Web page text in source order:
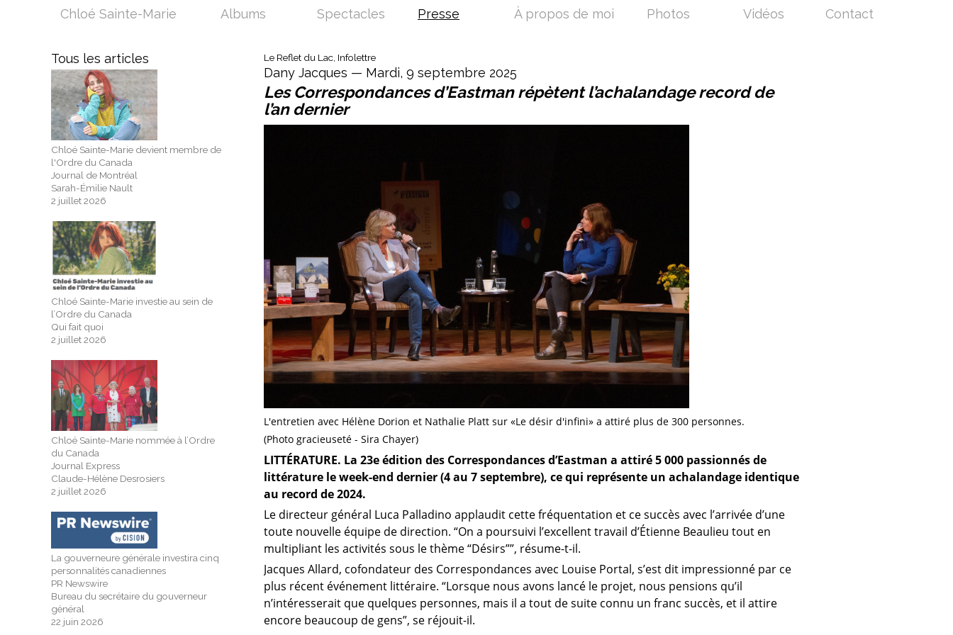
Tous les articles
Chloé Sainte-Marie devient membre de
l'Ordre du Canada
Journal de Montréal
Sarah-Émilie Nault
2 juillet 2026
Chloé Sainte-Marie investie au sein de
l’Ordre du Canada
Qui fait quoi
2 juillet 2026
Chloé Sainte-Marie nommée à l’Ordre
du Canada
Journal Express
Claude-Hélène Desrosiers
2 juillet 2026
La gouverneure générale investira cinq
personnalités canadiennes
PR Newswire
Bureau du secrétaire du gouverneur
général
22 juin 2026
Le Reflet du Lac, Infolettre
Dany Jacques — Mardi, 9 septembre 2025
Les Correspondances d’Eastman répètent l’achalandage record de
l’an dernier
L'entretien avec Hélène Dorion et Nathalie Platt sur «Le désir d'infini» a attiré plus de 300 personnes.
(Photo gracieuseté - Sira Chayer)
LITTÉRATURE. La 23e édition des Correspondances d’Eastman a attiré 5 000 passionnés de
littérature le week-end dernier (4 au 7 septembre), ce qui représente un achalandage identique
au record de 2024.
Le directeur général Luca Palladino applaudit cette fréquentation et ce succès avec l’arrivée d’une
toute nouvelle équipe de direction. “On a poursuivi l’excellent travail d’Étienne Beaulieu tout en
multipliant les activités sous le thème “Désirs””, résume-t-il.
Jacques Allard, cofondateur des Correspondances avec Louise Portal, s’est dit impressionné par ce
plus récent événement littéraire. “Lorsque nous avons lancé le projet, nous pensions qu’il
n’intéresserait que quelques personnes, mais il a tout de suite connu un franc succès, et il attire
encore beaucoup de gens”, se réjouit-il.
Chloé Sainte-Marie Albums Spectacles Presse À propos de moi Photos Vidéos Contact